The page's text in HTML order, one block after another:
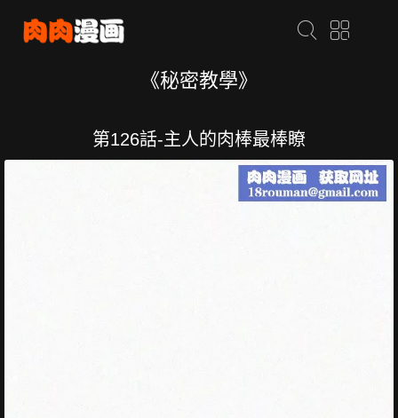
《秘密教學》
第126話-主人的肉棒最棒瞭